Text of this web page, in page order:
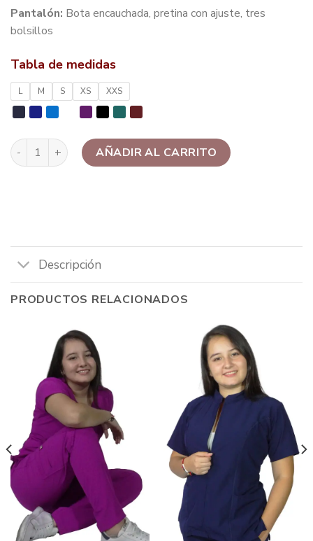
Pantalón: Bota encauchada, pretina con ajuste, tres
bolsillos
Tabla de medidas
L M S XS XXS
Jogger cantidad AÑADIR AL CARRITO
Descripción
PRODUCTOS RELACIONADOS